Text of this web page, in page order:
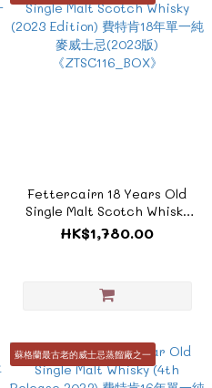
Fettercairn 18 Years Old
Single Malt Scotch Whisky
(2023 Edition) 費特肯18年單
一純麥威士忌(2023版)
HK$1,780.00
蘇格蘭最古老的威士忌蒸餾廠之一